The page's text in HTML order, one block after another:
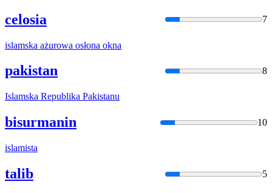
celosia 7
islamska ażurowa osłona okna
pakistan 8
Islamska Republika Pakistanu
bisurmanin 10
islamista
talib 5